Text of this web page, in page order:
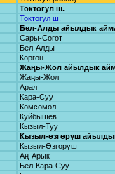
Токтогул ш.
Токтогул ш.
Бел-Алды айылдык
Сары-Сөгөт
Бел-Алды
Коргон
Жаңы-Жол айылдык
Жаңы-Жол
Арал
Кара-Суу
Комсомол
Куйбышев
Кызыл-Туу
Кызыл-өзгөрүш
Кызыл-Өзгөрүш
Аң-Арык
Бел-Кара-Суу